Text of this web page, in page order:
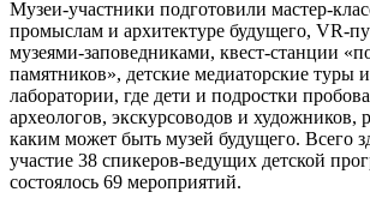
Музеи‑участники подготовили
промыслам и архитектуре будущего,
музеями‑заповедниками, квест‑станции
памятников», детские медиаторские туры
лаборатории, где дети и подростки
археологов, экскурсоводов и художников,
каким может быть музей будущего. Всего
участие 38 спикеров-ведущих детской
состоялось 69 мероприятий.